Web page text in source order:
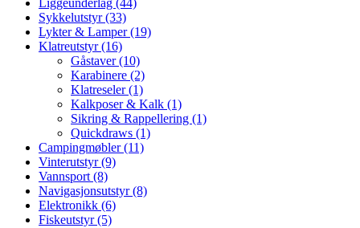
Liggeunderlag (44)
Sykkelutstyr (33)
Lykter & Lamper (19)
Klatreutstyr (16)
Gåstaver (10)
Karabinere (2)
Klatreseler (1)
Kalkposer & Kalk (1)
Sikring & Rappellering (1)
Quickdraws (1)
Campingmøbler (11)
Vinterutstyr (9)
Vannsport (8)
Navigasjonsutstyr (8)
Elektronikk (6)
Fiskeutstyr (5)